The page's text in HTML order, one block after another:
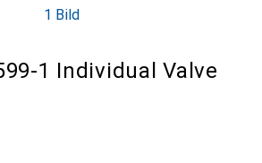
1 Bild
1 Individual Valve